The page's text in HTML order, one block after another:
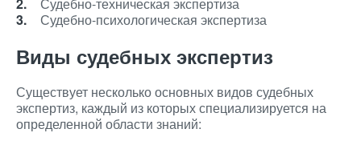
Судебно-психологическая экспертиза
Виды судебных экспертиз
Существует несколько основных видов судебных
экспертиз, каждый из которых специализируется на
определенной области знаний: